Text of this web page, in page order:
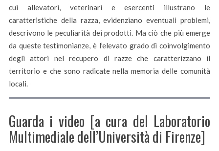
cui allevatori, veterinari e esercenti illustrano le
caratteristiche della razza, evidenziano eventuali problemi,
descrivono le peculiarità dei prodotti. Ma ciò che più emerge
da queste testimonianze, è l’elevato grado di coinvolgimento
degli attori nel recupero di razze che caratterizzano il
territorio e che sono radicate nella memoria delle comunità
locali.
Guarda i video [a cura del Laboratorio
Multimediale dell’Università di Firenze]